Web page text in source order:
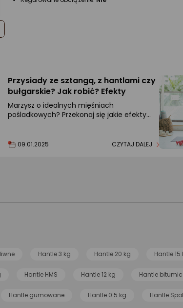
Przysiady ze sztangą, z hantlami czy
bułgarskie? Jak robić? Efekty
Marzysz o idealnych mięśniach
pośladkowych? Przekonaj się jakie efekty
09.01.2025 CZYTAJ DALEJ
Hantle 3 kg Hantle 20 kg Hantle 15
Hantle HMS Hantle 12 kg Hantle
Hantle gumowane Hantle 0.5 kg Hantle